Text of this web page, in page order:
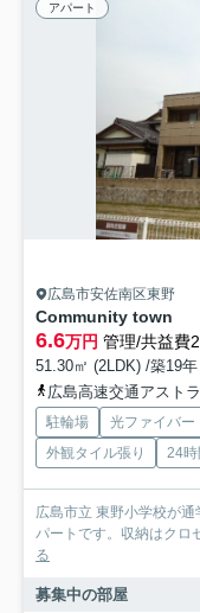
アパート
広島市安佐南区東野
Community town
6.6万円 管理/共益費
51.30㎡ (2LDK) /築19
広島高速交通アスト
駐輪場 光ファイバー
外観タイル張り
24時
広島市立 東野小学校が
パートです。収納はクロ
る
募集中の部屋